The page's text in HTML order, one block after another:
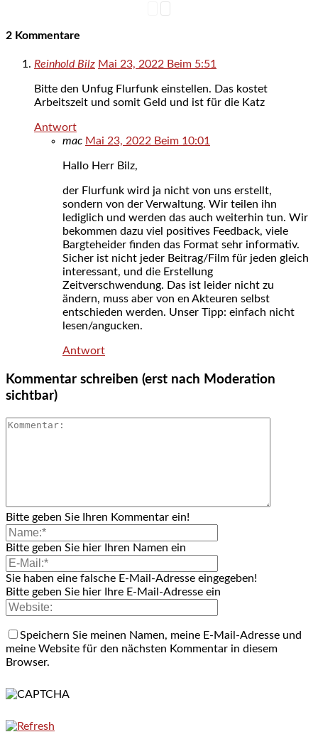
2 Kommentare
Reinhold Bilz Mai 23, 2022 Beim 5:51
Bitte den Unfug Flurfunk einstellen. Das kostet
Arbeitszeit und somit Geld und ist für die Katz
Antwort
mac Mai 23, 2022 Beim 10:01
Hallo Herr Bilz,
der Flurfunk wird ja nicht von uns erstellt,
sondern von der Verwaltung. Wir teilen ihn
lediglich und werden das auch weiterhin tun. Wir
bekommen dazu viel positives Feedback, viele
Bargteheider finden das Format sehr informativ.
Sicher ist nicht jeder Beitrag/Film für jeden gleich
interessant, und die Erstellung
Zeitverschwendung. Das ist leider nicht zu
ändern, muss aber von en Akteuren selbst
entschieden werden. Unser Tipp: einfach nicht
lesen/angucken.
Antwort
Kommentar schreiben (erst nach Moderation
sichtbar)
Bitte geben Sie Ihren Kommentar ein!
Bitte geben Sie hier Ihren Namen ein
Sie haben eine falsche E-Mail-Adresse eingegeben!
Bitte geben Sie hier Ihre E-Mail-Adresse ein
Speichern Sie meinen Namen, meine E-Mail-Adresse und
meine Website für den nächsten Kommentar in diesem
Browser.